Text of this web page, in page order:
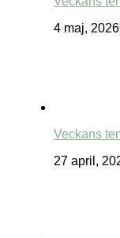
4 maj, 2026
Veckans
27 april,